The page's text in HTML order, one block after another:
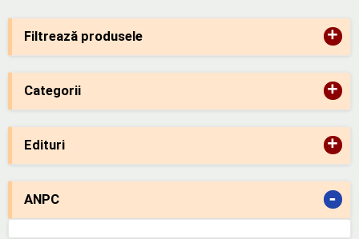
Filtrează produsele +
Categorii +
Edituri +
ANPC -